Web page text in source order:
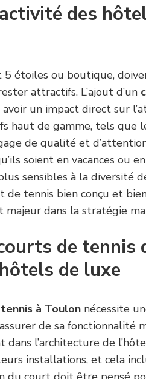
des
5 étoiles ou boutique,
attractifs. L’ajout d’un
un impact direct sur
haut de gamme, tels que
de qualité et
soient en vacances ou
sensibles à la diversité
de tennis bien conçu et
dans la stratégie
de tennis
de luxe
à Toulon nécessite
de sa fonctionnalité
dans l’architecture de
installations, et cela